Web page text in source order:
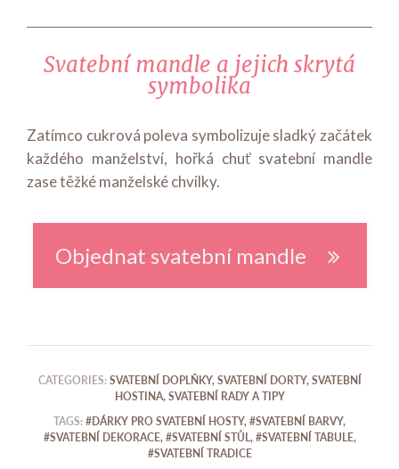
Svatební mandle a jejich skrytá
symbolika
Zatímco cukrová poleva symbolizuje sladký začátek
každého manželství, hořká chuť svatební mandle
zase těžké manželské chvilky.
Objednat svatební mandle
CATEGORIES: SVATEBNÍ DOPLŇKY,SVATEBNÍ DORTY,SVATEBNÍ
HOSTINA,SVATEBNÍ RADY A TIPY
TAGS:#DÁRKY PRO SVATEBNÍ HOSTY,#SVATEBNÍ BARVY,
#SVATEBNÍ DEKORACE,#SVATEBNÍ STŮL,#SVATEBNÍ TABULE,
#SVATEBNÍ TRADICE